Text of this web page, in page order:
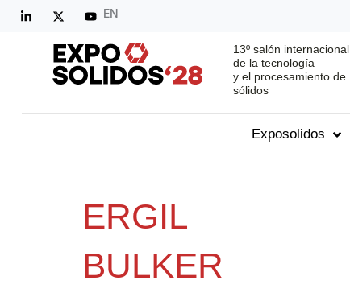
EN
13º salón internacional
de la tecnología
y el procesamiento de
sólidos
Exposolidos
ERGIL
BULKER